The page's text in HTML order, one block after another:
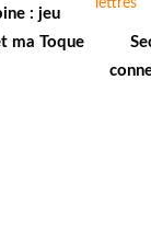
: jeu
ma Toque